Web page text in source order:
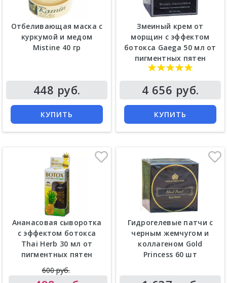
Отбеливающая маска с
куркумой и медом
Mistine 40 гр
448 руб.
КУПИТЬ
Змеиный крем от
морщин с эффектом
ботокса Gaega 50 мл от
пигментных пятен
4 656 руб.
КУПИТЬ
Ананасовая сыворотка
с эффектом ботокса
Thai Herb 30 мл от
пигментных пятен
600 руб.
Гидрогелевые патчи с
черным жемчугом и
коллагеном Gold
Princess 60 шт